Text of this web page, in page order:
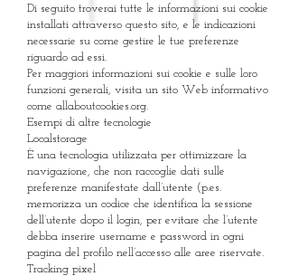
Di seguito troverai tutte le informazioni sui cookie
installati attraverso questo sito, e le indicazioni
necessarie su come gestire le tue preferenze
riguardo ad essi.
Per maggiori informazioni sui cookie e sulle loro
funzioni generali, visita un sito Web informativo
come allaboutcookies.org.
Esempi di altre tecnologie
Localstorage
È una tecnologia utilizzata per ottimizzare la
navigazione, che non raccoglie dati sulle
preferenze manifestate dall’utente (p.es.
memorizza un codice che identifica la sessione
dell’utente dopo il login, per evitare che l’utente
debba inserire username e password in ogni
pagina del profilo nell’accesso alle aree riservate.
Tracking pixel